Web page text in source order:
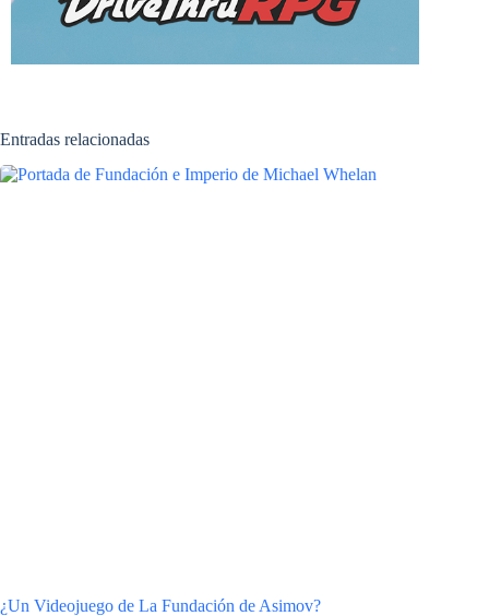
Entradas relacionadas
¿Un Videojuego de La Fundación de Asimov?